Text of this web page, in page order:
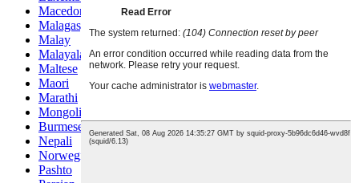
Macedonian
Malagasy
Malay
Malayalam
Maltese
Maori
Marathi
Mongolian
Burmese
Nepali
Norwegian
Pashto